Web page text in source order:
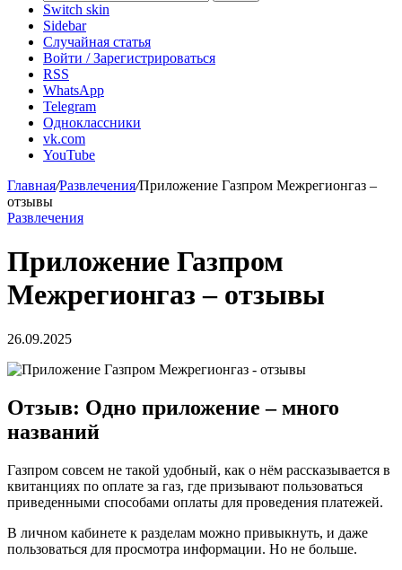
Switch skin
Sidebar
Случайная статья
Войти / Зарегистрироваться
RSS
WhatsApp
Telegram
Одноклассники
vk.com
YouTube
Главная/Развлечения/Приложение Газпром Межрегионгаз –
отзывы
Развлечения
Приложение Газпром
Межрегионгаз – отзывы
26.09.2025
Отзыв: Одно приложение – много
названий
Газпром совсем не такой удобный, как о нём рассказывается в
квитанциях по оплате за газ, где призывают пользоваться
приведенными способами оплаты для проведения платежей.
В личном кабинете к разделам можно привыкнуть, и даже
пользоваться для просмотра информации. Но не больше.